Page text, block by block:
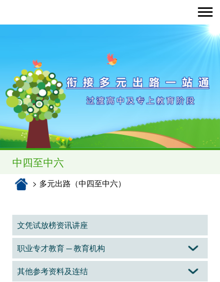
中四至中六
多元出路（中四至中六）
文凭试放榜资讯讲座
职业专才教育 ─ 教育机构
其他参考资料及连结